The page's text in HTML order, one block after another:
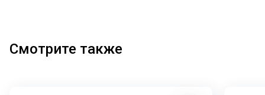
строительный элемент, предназначенный для
надежного перекрытия коммуникационных каналов и
Смотрите также